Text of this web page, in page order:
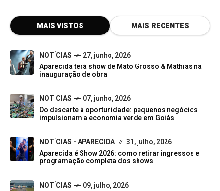
MAIS VISTOS MAIS RECENTES
NOTÍCIAS
27, junho, 2026
Aparecida terá show de Mato Grosso & Mathias na
inauguração de obra
NOTÍCIAS
07, junho, 2026
Do descarte à oportunidade: pequenos negócios
impulsionam a economia verde em Goiás
NOTÍCIAS - APARECIDA
31, julho, 2026
Aparecida é Show 2026: como retirar ingressos e
programação completa dos shows
NOTÍCIAS
09, julho, 2026